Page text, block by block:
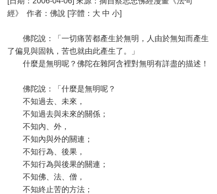
經》 作者：佛說 [字體：大 中 小]
佛陀說：「一切痛苦都產生於無明，人由於無知而產生
了偏見與固執，苦也就由此產生了。」
什麼是無明呢？佛陀在雜阿含裡對無明有詳盡的描述！
佛陀說：「什麼是無明呢？
不知過去、未來，
不知過去與未來的關係；
不知內、外，
不知內與外的關連；
不知行為、後果，
不知行為與後果的關連；
不知佛、法、僧，
不知終止苦的方法；